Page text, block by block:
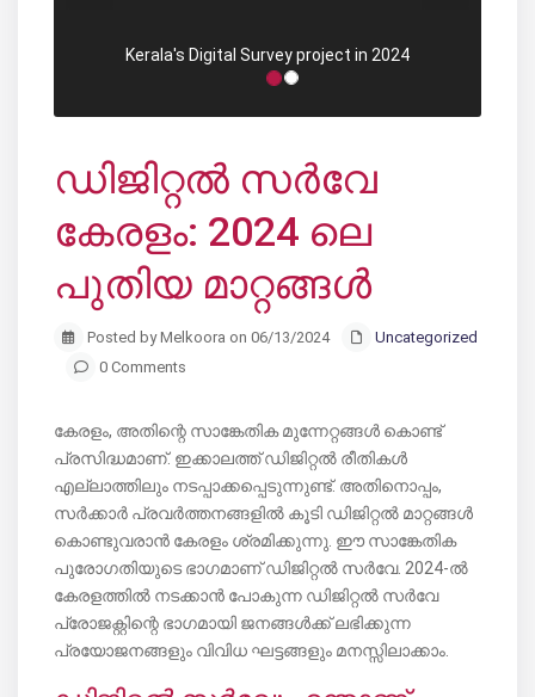
Kerala's Digital Survey project in 2024
ഡിജിറ്റൽ സർവേ
കേരളം: 2024 ലെ
പുതിയ മാറ്റങ്ങൾ
Posted by Melkoora on 06/13/2024
Uncategorized
0 Comments
കേരളം, അതിന്റെ സാങ്കേതിക മുന്നേറ്റങ്ങൾ കൊണ്ട്
പ്രസിദ്ധമാണ്. ഇക്കാലത്ത് ഡിജിറ്റൽ രീതികൾ
എല്ലാത്തിലും നടപ്പാക്കപ്പെടുന്നുണ്ട്. അതിനൊപ്പം,
സർക്കാർ പ്രവർത്തനങ്ങളിൽ കൂടി ഡിജിറ്റൽ മാറ്റങ്ങൾ
കൊണ്ടുവരാൻ കേരളം ശ്രമിക്കുന്നു. ഈ സാങ്കേതിക
പുരോഗതിയുടെ ഭാഗമാണ് ഡിജിറ്റൽ സർവേ. 2024-ൽ
കേരളത്തിൽ നടക്കാൻ പോകുന്ന ഡിജിറ്റൽ സർവേ
പ്രോജക്റ്റിന്റെ ഭാഗമായി ജനങ്ങൾക്ക് ലഭിക്കുന്ന
പ്രയോജനങ്ങളും വിവിധ ഘട്ടങ്ങളും മനസ്സിലാക്കാം.